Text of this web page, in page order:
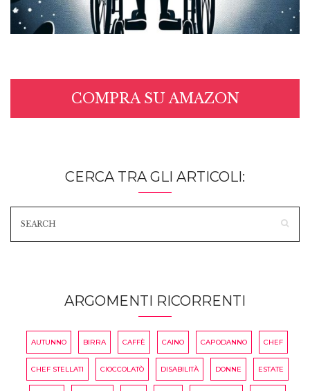
COMPRA SU AMAZON
CERCA TRA GLI ARTICOLI:
ARGOMENTI RICORRENTI
AUTUNNO BIRRA CAFFÈ CAINO CAPODANNO CHEF
CHEF STELLATI CIOCCOLATÒ DISABILITÀ DONNE ESTATE